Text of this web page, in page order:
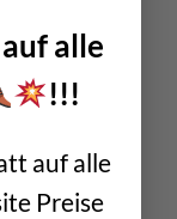
alle
!!!
auf alle
Preise